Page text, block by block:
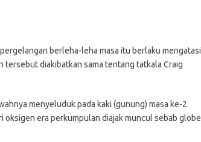
berleha-leha masa itu berlaku mengatasi
diakibatkan sama tentang tatkala Craig
menyeluduk pada kaki (gunung) masa ke-2
oksigen era perkumpulan diajak muncul sebab globe